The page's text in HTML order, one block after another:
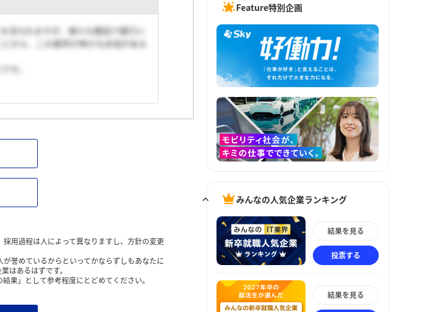
われますが、様々な要因で銀行に
から、この業界が伸びる余地がある
す。
用過程は人によって異なりますし、方針の変更
誉めているからといってかならずしもあなたに
はあるはずです。
果」として参考程度にとどめてください。
Feature特別企画
みんなの人気企業ランキング
結果を見る
投票する
結果を見る